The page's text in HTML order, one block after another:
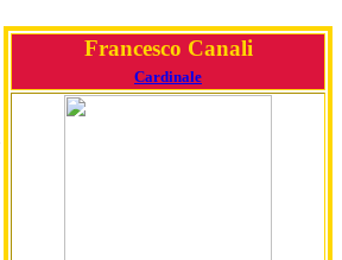
Francesco Canali
Cardinale